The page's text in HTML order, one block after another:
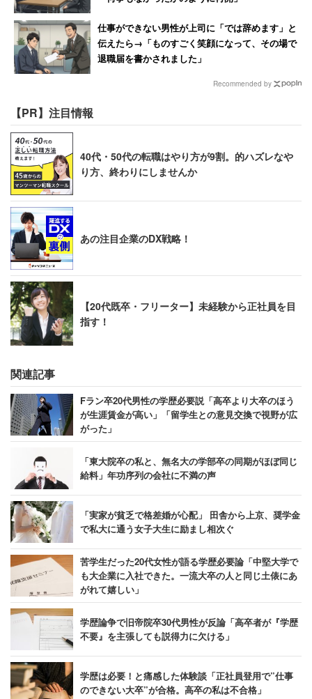
仕事ができない男性が上司に「では辞めます」と
伝えたら→「ものすごく笑顔になって、その場で
退職届を書かされました」
Recommended by
【PR】注目情報
40代・50代の転職はやり方が9割。的ハズレなや
り方、終わりにしませんか
あの注目企業のDX戦略！
【20代既卒・フリーター】未経験から正社員を目
指す！
関連記事
Fラン卒20代男性の学歴必要説「高卒より大卒のほう
が生涯賃金が高い」「留学生との意見交換で視野が広
がった」
「東大院卒の私と、無名大の学部卒の同期がほぼ同じ
給料」年功序列の会社に不満の声
「実家が貧乏で格差婚が心配」 田舎から上京、奨学金
で私大に通う女子大生に励まし相次ぐ
苦学生だった20代女性が語る学歴必要論「中堅大学で
も大企業に入社できた。一流大卒の人と同じ土俵にあ
がれて嬉しい」
学歴論争で旧帝院卒30代男性が反論「高卒者が『学歴
不要』を主張しても説得力に欠ける」
学歴は必要！と痛感した体験談「正社員登用で”仕事
のできない大卒”が合格。高卒の私は不合格」